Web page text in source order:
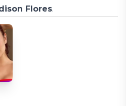
Flores.